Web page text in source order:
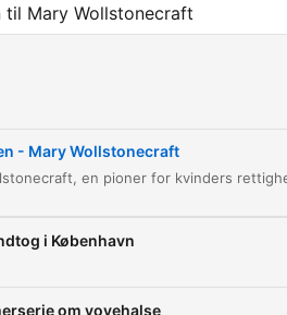
til Mary Wollstonecraft
i Paris og forholdet til Imlay
branden og kvindens rolle
af København
- Mary Wollstonecraft
i København
om vovehalse